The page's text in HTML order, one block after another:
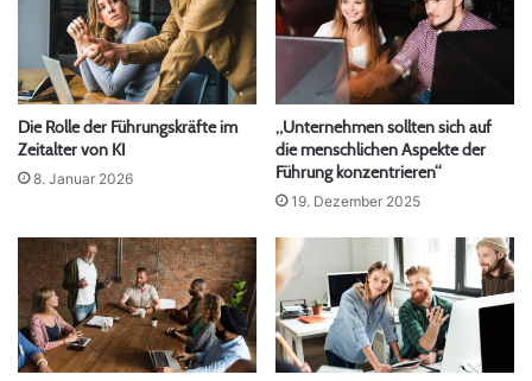
Die Rolle der Führungskräfte im
Zeitalter von KI
8. Januar 2026
„Unternehmen sollten sich auf
die menschlichen Aspekte der
Führung konzentrieren“
19. Dezember 2025